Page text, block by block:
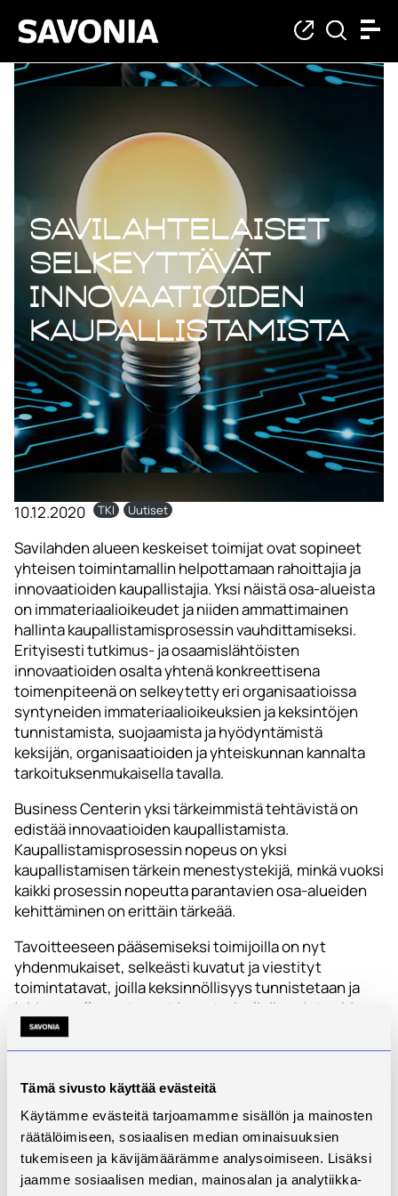
Tämä sivusto käyttää evästeitä
Käytämme evästeitä tarjoamamme sisällön ja mainosten
räätälöimiseen, sosiaalisen median ominaisuuksien
tukemiseen ja kävijämäärämme analysoimiseen. Lisäksi
jaamme sosiaalisen median, mainosalan ja analytiikka-
Savilahtelaiset
selkeyttävät
innovaatioiden
kaupallistamista
10.12.2020 TKI Uutiset
Savilahden alueen keskeiset toimijat ovat sopineet
yhteisen toimintamallin helpottamaan rahoittajia ja
innovaatioiden kaupallistajia. Yksi näistä osa-alueista
on immateriaalioikeudet ja niiden ammattimainen
hallinta kaupallistamisprosessin vauhdittamiseksi.
Erityisesti tutkimus- ja osaamislähtöisten
innovaatioiden osalta yhtenä konkreettisena
toimenpiteenä on selkeytetty eri organisaatioissa
syntyneiden immateriaalioikeuksien ja keksintöjen
tunnistamista, suojaamista ja hyödyntämistä
keksijän, organisaatioiden ja yhteiskunnan kannalta
tarkoituksenmukaisella tavalla.
Business Centerin yksi tärkeimmistä tehtävistä on
edistää innovaatioiden kaupallistamista.
Kaupallistamisprosessin nopeus on yksi
kaupallistamisen tärkein menestystekijä, minkä vuoksi
kaikki prosessin nopeutta parantavien osa-alueiden
kehittäminen on erittäin tärkeää.
Tavoitteeseen pääsemiseksi toimijoilla on nyt
yhdenmukaiset, selkeästi kuvatut ja viestityt
toimintatavat, joilla keksinnöllisyys tunnistetaan ja
joiden avulla syntyneet immateriaalioikeudet voidaan
siirtää kaupallistavalle taholle.
immateriaalioikeuksiin liittyvää etenemispolkua ja -
taholle jatkotoimenpiteitä varten. Ekosysteemitasolla
tämä on merkittävä vahvuus, joka tehostaa
entisestään toimijoiden ja lupaavien tiimien kykyä
kaupallistaa uusia ratkaisuja sekä samalla nostaa